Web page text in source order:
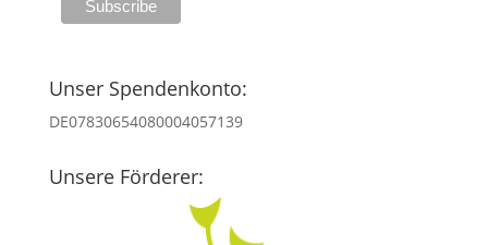
Unser Spendenkonto:
DE07830654080004057139
Unsere Förderer: